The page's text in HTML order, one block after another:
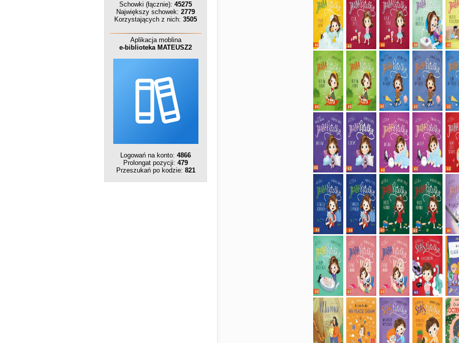
Schowki (łącznie): 45275
Największy schowek: 2779
Korzystających z nich: 3505
Aplikacja moblina
e-biblioteka MATEUSZ2
Logowań na konto: 4866
Prolongat pozycji: 479
Przeszukań po kodzie: 821